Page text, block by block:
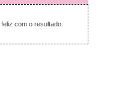
terça-feira, janeiro 10, 2017
com o resultado.